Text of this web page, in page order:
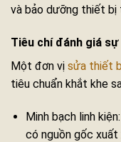
và bảo dưỡng thiết bị
Tiêu chí đánh giá
Một đơn vị sửa thiết
tiêu chuẩn khắt khe
Minh bạch linh
có nguồn gốc